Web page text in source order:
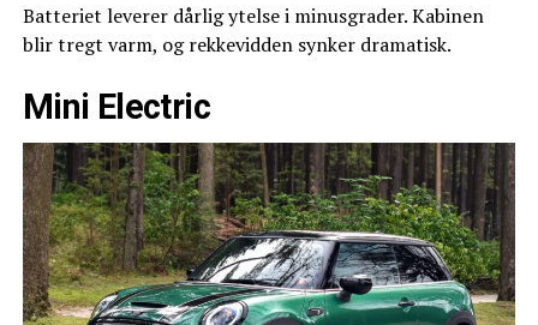
Batteriet leverer dårlig ytelse i minusgrader. Kabinen
blir tregt varm, og rekkevidden synker dramatisk.
Mini Electric